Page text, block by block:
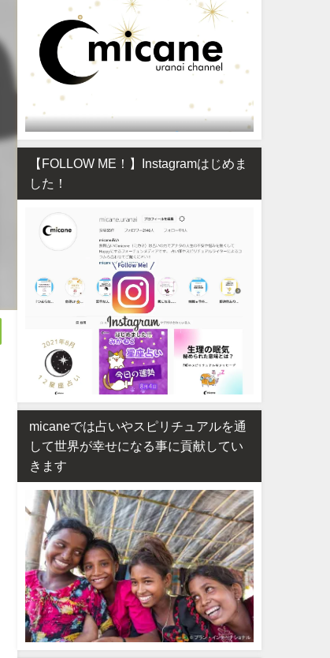
【FOLLOW ME！】Instagramはじめま
した！
micaneでは占いやスピリチュアルを通
して世界が幸せになる事に貢献してい
きます